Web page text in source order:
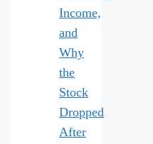
Income,
and
Why
the
Stock
Dropped
After